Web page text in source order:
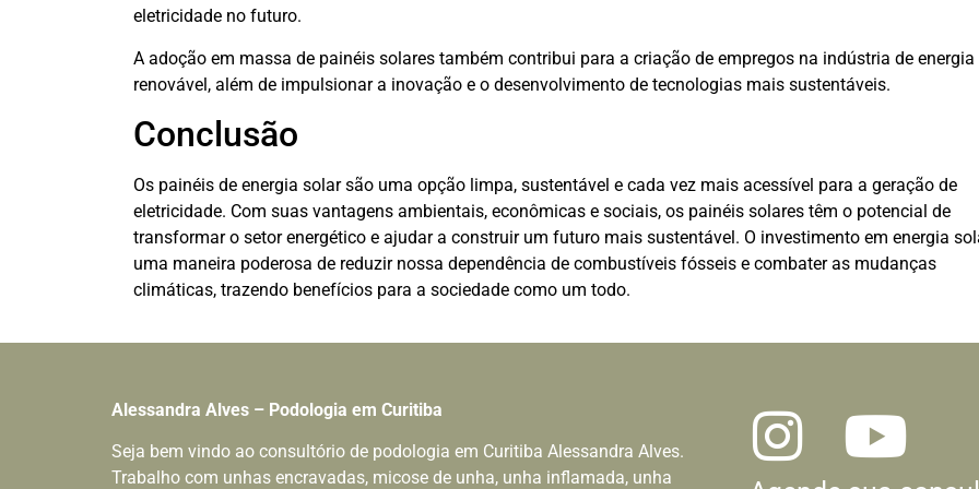
eletricidade no futuro.
A adoção em massa de painéis solares também contribui para a criação de empregos na indústria de energia
renovável, além de impulsionar a inovação e o desenvolvimento de tecnologias mais sustentáveis.
Conclusão
Os painéis de energia solar são uma opção limpa, sustentável e cada vez mais acessível para a geração de
eletricidade. Com suas vantagens ambientais, econômicas e sociais, os painéis solares têm o potencial de
transformar o setor energético e ajudar a construir um futuro mais sustentável. O investimento em energia
uma maneira poderosa de reduzir nossa dependência de combustíveis fósseis e combater as mudanças
climáticas, trazendo benefícios para a sociedade como um todo.
Alessandra Alves – Podologia em Curitiba
Seja bem vindo ao consultório de podologia em Curitiba Alessandra Alves.
Trabalho com unhas encravadas, micose de unha, unha inflamada, unha